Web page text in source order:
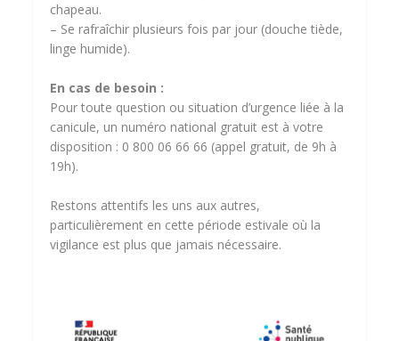
chapeau.
– Se rafraîchir plusieurs fois par jour (douche tiède,
linge humide).
En cas de besoin :
Pour toute question ou situation d’urgence liée à la
canicule, un numéro national gratuit est à votre
disposition : 0 800 06 66 66 (appel gratuit, de 9h à
19h).
Restons attentifs les uns aux autres,
particulièrement en cette période estivale où la
vigilance est plus que jamais nécessaire.